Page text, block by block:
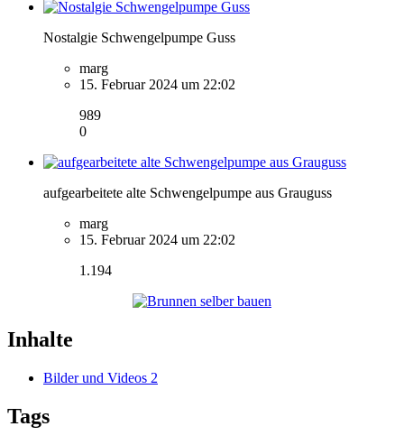
Nostalgie Schwengelpumpe Guss
marg
15. Februar 2024 um 22:02
989
0
aufgearbeitete alte Schwengelpumpe aus Grauguss
marg
15. Februar 2024 um 22:02
1.194
Inhalte
Bilder und Videos 2
Tags